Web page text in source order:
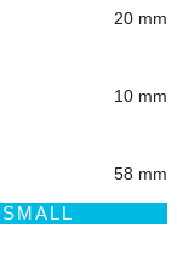
20 mm
10 mm
58 mm